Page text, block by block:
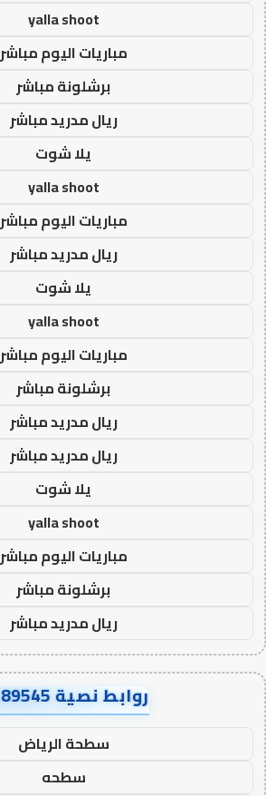
yalla shoot
مباريات اليوم مباشر
برشلونة مباشر
ريال مدريد مباشر
يلا شوت
yalla shoot
مباريات اليوم مباشر
ريال مدريد مباشر
يلا شوت
yalla shoot
مباريات اليوم مباشر
برشلونة مباشر
ريال مدريد مباشر
ريال مدريد مباشر
يلا شوت
yalla shoot
مباريات اليوم مباشر
برشلونة مباشر
ريال مدريد مباشر
روابط نصية AA89545
سطحة الرياض
سطحه